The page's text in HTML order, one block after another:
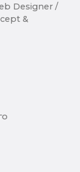
Designer /
&